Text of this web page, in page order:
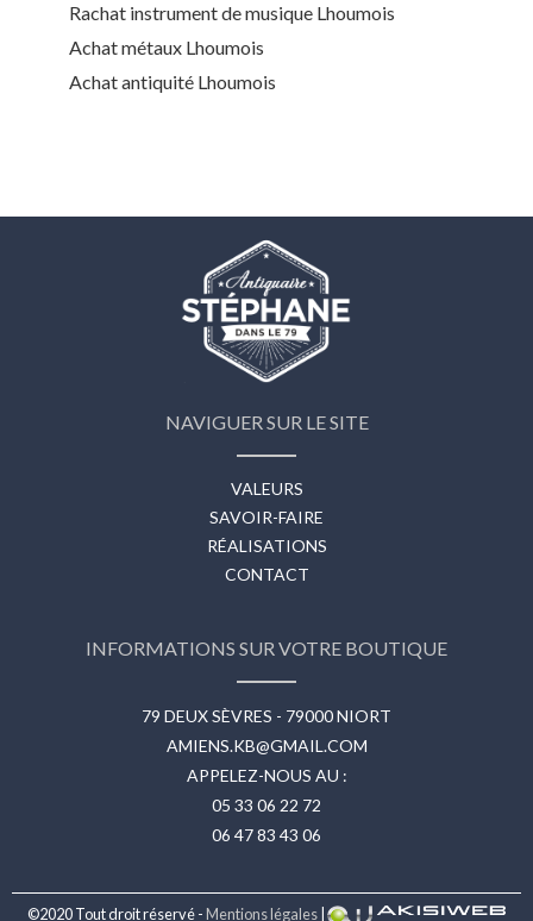
Rachat instrument de musique Lhoumois
Achat métaux Lhoumois
Achat antiquité Lhoumois
NAVIGUER SUR LE SITE
VALEURS
SAVOIR-FAIRE
RÉALISATIONS
CONTACT
INFORMATIONS SUR VOTRE BOUTIQUE
79 DEUX SÈVRES - 79000 NIORT
AMIENS.KB@GMAIL.COM
APPELEZ-NOUS AU :
05 33 06 22 72
06 47 83 43 06
©2020 Tout droit réservé -Mentions légales